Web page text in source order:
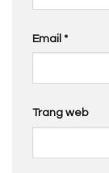
Email *
Trang web